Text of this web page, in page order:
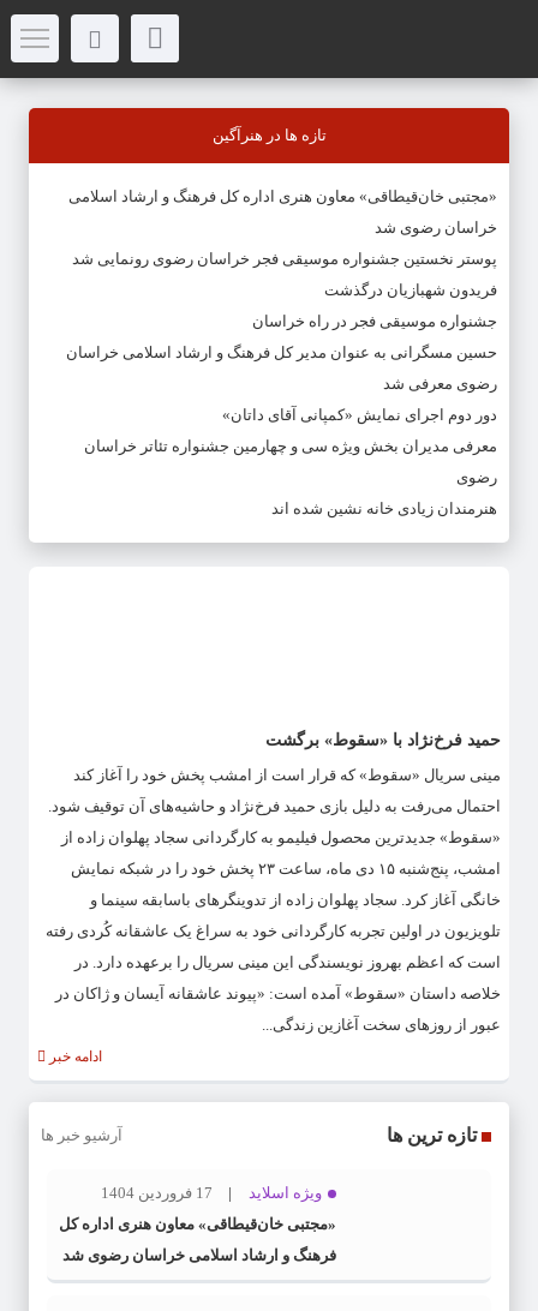
تازه ها در هنرآگین
«مجتبی خان‌قیطاقی» معاون هنری اداره کل فرهنگ و ارشاد اسلامی
خراسان رضوی شد
پوستر نخستین جشنواره موسیقی فجر خراسان رضوی رونمایی شد
فریدون شهبازیان درگذشت
جشنواره موسیقی فجر در راه خراسان
حسین مسگرانی به عنوان مدیر کل فرهنگ و ارشاد اسلامی خراسان
رضوی معرفی شد
دور دوم اجرای نمایش «کمپانی آقای داتان»
معرفی مدیران بخش ویژه سی و چهارمین جشنواره تئاتر خراسان
رضوی
هنرمندان زیادی خانه نشین شده اند
حمید فرخ‌نژاد با «سقوط» برگشت
مینی سریال «سقوط» که قرار است از امشب پخش خود را آغاز کند
احتمال می‌رفت به دلیل بازی حمید فرخ‌نژاد و حاشیه‌های آن توقیف شود.
«سقوط» جدیدترین محصول فیلیمو به کارگردانی سجاد پهلوان زاده از
امشب، پنج‌شنبه ۱۵ دی ماه، ساعت ۲۳ پخش خود را در شبکه نمایش
خانگی آغاز کرد. سجاد پهلوان زاده از تدوینگرهای باسابقه سینما و
تلویزیون در اولین تجربه کارگردانی خود به سراغ یک عاشقانه کُردی رفته
است که اعظم بهروز نویسندگی این مینی سریال را برعهده دارد. در
خلاصه داستان «سقوط» آمده است: «پیوند عاشقانه آیسان و ژاکان در
عبور از روزهای سخت آغازین زندگی...
ادامه خبر
تازه ترین ها آرشیو خبر ها
ویژه اسلاید
17 فروردین 1404
«مجتبی خان‌قیطاقی» معاون هنری اداره کل
فرهنگ و ارشاد اسلامی خراسان رضوی شد